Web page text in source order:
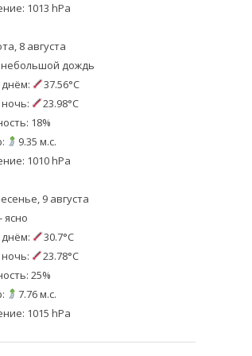
1013 hPa
8 августа
небольшой дождь
37.56°C
23.98°C
18%
9.35 м.с.
1010 hPa
9 августа
ясно
30.7°C
23.78°C
25%
7.76 м.с.
1015 hPa